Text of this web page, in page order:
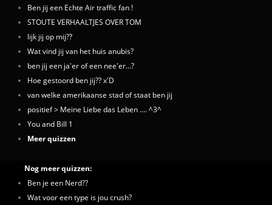
Ben jij een Echte Air traffic fan !
STOUTE VERHAALTJES OVER TOM
lijk jij op mij??
Wat vind jij van het huis anubis?
ben jij een ja'er of een nee'er...?
Hoe gestoord ben jij?? x'D
van welke amerikaanse stad of staat ben jij
positief > Meine Liebe das Leben .... ^3^
You and Bill 1
Meer quizzen
Nog meer quizzen:
Ben je een Nerd??
Wat voor een type is jou crush?